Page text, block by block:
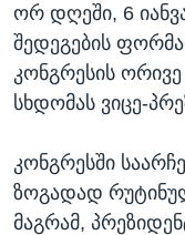
ორ დღეში, 6
შედეგების
კონგრესის
სხდომას ვიცე-
კონგრესში
ზოგადად
მაგრამ,